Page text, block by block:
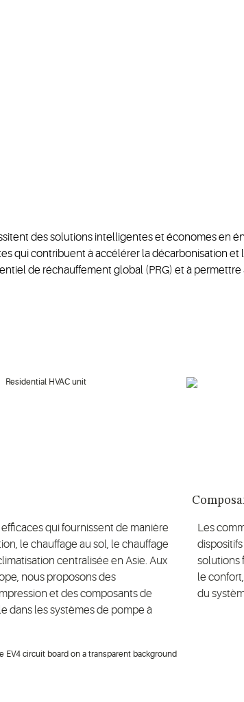
des solutions intelligentes et économes en
qui contribuent à accélérer la décarbonisation et
de réchauffement global (PRG) et à
qui fournissent de manière
le chauffage au sol, le chauffage
centralisée en Asie. Aux
nous proposons des
et des composants de
dans les systèmes de pompe à
Les
solutions
le
du